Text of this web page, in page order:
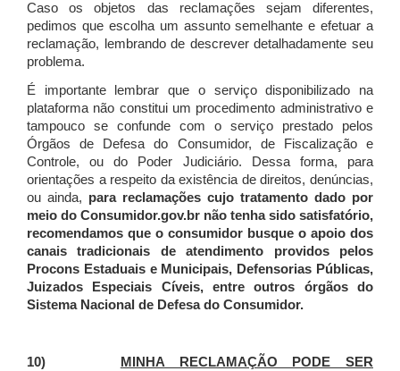
Caso os objetos das reclamações sejam diferentes,
pedimos que escolha um assunto semelhante e efetuar a
reclamação, lembrando de descrever detalhadamente seu
problema.
É importante lembrar que o serviço disponibilizado na
plataforma não constitui um procedimento administrativo e
tampouco se confunde com o serviço prestado pelos
Órgãos de Defesa do Consumidor, de Fiscalização e
Controle, ou do Poder Judiciário. Dessa forma, para
orientações a respeito da existência de direitos, denúncias,
ou ainda, para reclamações cujo tratamento dado por
meio do Consumidor.gov.br não tenha sido satisfatório,
recomendamos que o consumidor busque o apoio dos
canais tradicionais de atendimento providos pelos
Procons Estaduais e Municipais, Defensorias Públicas,
Juizados Especiais Cíveis, entre outros órgãos do
Sistema Nacional de Defesa do Consumidor.
10)
MINHA RECLAMAÇÃO PODE SER